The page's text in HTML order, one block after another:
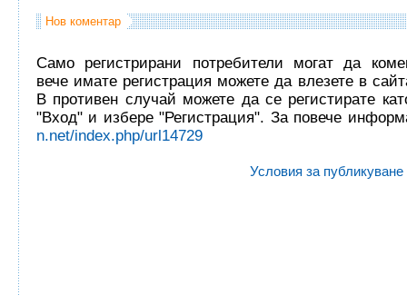
Нов коментар
Само регистрирани потребители могат да
вече имате регистрация можете да влезете в
В противен случай можете да се регистирате
"Вход" и избере "Регистрация". За повече
n.net/index.php/url14729
Условия за